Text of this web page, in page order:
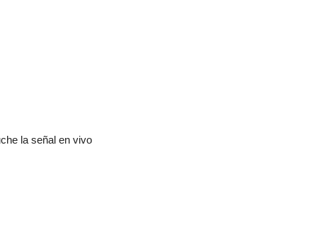
la señal en vivo